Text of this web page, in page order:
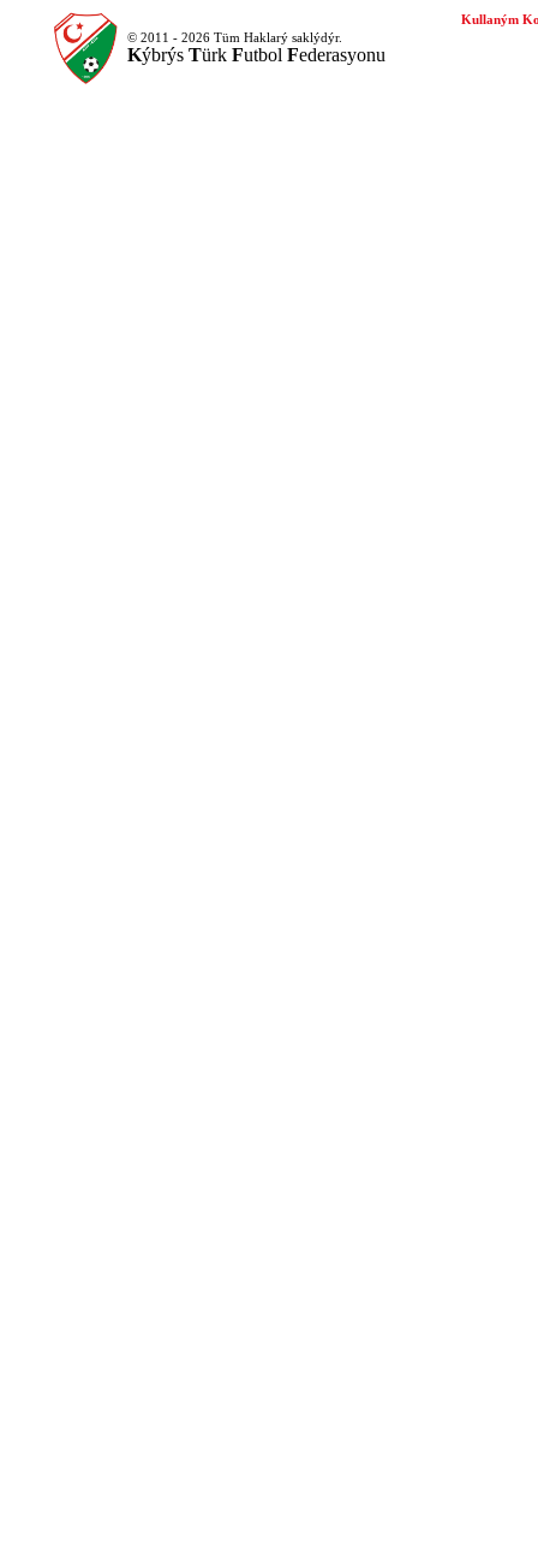
© 2011 - 2026 Tüm Haklarý saklýdýr.
Kýbrýs Türk Futbol Federasyonu
Kullaným